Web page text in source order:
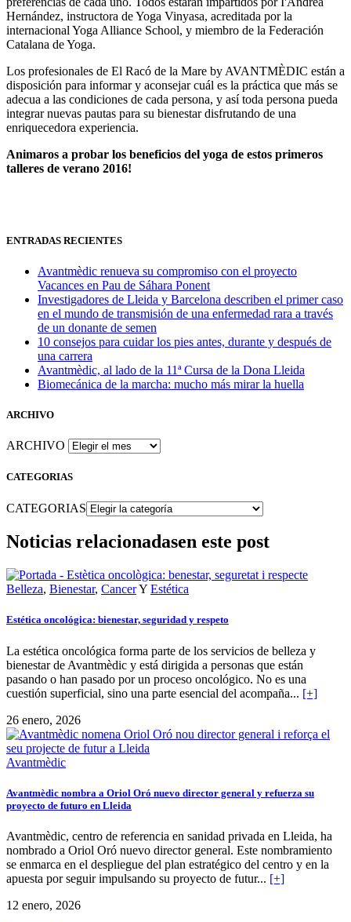
Hernández, instructora de Yoga Vinyasa, acreditada por la
internacional Yoga Alliance School, y miembro de la Federación
Catalana de Yoga.
Los profesionales de El Racó de la Mare by AVANTMÈDIC están a
disposición para informar y aconsejar cuál es la práctica que más se
adecua a las condiciones de cada persona, y así toda persona pueda
integrar nuevas pautas para su bienestar disfrutando de una
enriquecedora experiencia.
Animaros a probar los beneficios del yoga de estos primeros
talleres de verano 2016!
ENTRADAS RECIENTES
Avantmèdic renueva su compromiso con el proyecto
Vacances en Pau de Sáhara Ponent
Investigadores de Lleida y Barcelona describen el primer caso
en el mundo de transmisión de una enfermedad rara a través
de un donante de semen
10 consejos para cuidar los pies antes, durante y después de
una carrera
Avantmèdic, al lado de la 11ª Cursa de la Dona Lleida
Biomecánica de la marcha: mucho más mirar la huella
ARCHIVO
ARCHIVO
CATEGORIAS
CATEGORIAS
Noticias relacionadasen este post
Belleza, Bienestar, CancerY Estética
Estética oncológica: bienestar, seguridad y respeto
La estética oncológica forma parte de los servicios de belleza y
bienestar de Avantmèdic y está dirigida a personas que están
pasando o han pasado por un proceso oncológico. No es una
cuestión superficial, sino una parte esencial del acompaña... [+]
26 enero, 2026
Avantmèdic
Avantmèdic nombra a Oriol Oró nuevo director general y refuerza su
proyecto de futuro en Lleida
Avantmèdic, centro de referencia en sanidad privada en Lleida, ha
nombrado a Oriol Oró nuevo director general. Este nombramiento
se enmarca en el despliegue del plan estratégico del centro y en la
apuesta por seguir impulsando su proyecto de futur... [+]
12 enero, 2026